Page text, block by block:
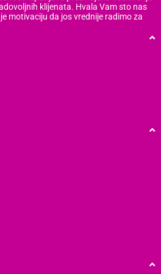
klijenata. Hvala Vam sto nas
motivaciju da jos vrednije radimo za